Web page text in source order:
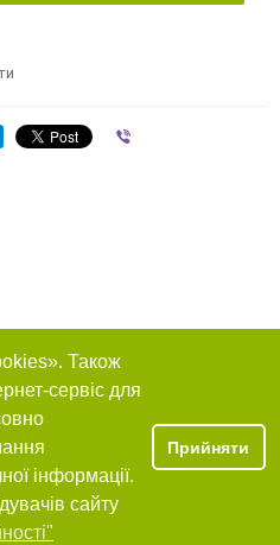
Також
сервіс для
інформації.
сайту
Прийняти